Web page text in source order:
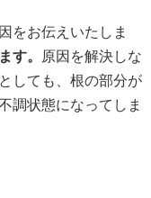
をお伝えいたしま
す。
原因を解決しな
しても、根の部分が
調状態になってしま